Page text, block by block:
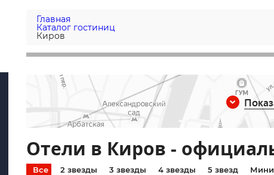
Главная
Каталог гостиниц
Киров
Отели в Киров -
Все 2 звезды 3 звезды 4 звезды 5 звезд Мини